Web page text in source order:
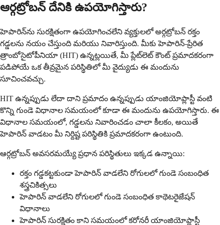
ఆర్గట్రోబన్ దేనికి ఉపయోగిస్తారు?
హెపారిన్‌ను సురక్షితంగా ఉపయోగించలేని వ్యక్తులలో అర్గట్రోబన్ రక్తం
గడ్డలను నయం చేస్తుంది మరియు నివారిస్తుంది. మీకు హెపారిన్-ప్రేరిత
త్రాంబోసైటోపీనియా (HIT) ఉన్నట్లయితే, మీ ప్లేట్‌లెట్ కౌంట్ ప్రమాదకరంగా
పడిపోయే ఒక తీవ్రమైన పరిస్థితిలో మీ వైద్యుడు ఈ మందును
సూచించవచ్చు.
HIT ఉన్నప్పుడు లేదా దాని ప్రమాదం ఉన్నప్పుడు యాంజియోప్లాస్టీ వంటి
కొన్ని గుండె విధానాల సమయంలో కూడా ఈ మందును ఉపయోగిస్తారు. ఈ
విధానాల సమయంలో, గడ్డలను నివారించడం చాలా కీలకం, అయితే
హెపారిన్ వాడటం మీ నిర్దిష్ట పరిస్థితికి ప్రమాదకరంగా ఉంటుంది.
ఆర్గట్రోబన్ అవసరమయ్యే ప్రధాన పరిస్థితులు ఇక్కడ ఉన్నాయి:
రక్తం గడ్డకట్టకుండా హెపారిన్ వాడలేని రోగులలో గుండె సంబంధిత
శస్త్రచికిత్సలు
హెపారిన్ వాడలేని రోగులలో గుండె సంబంధిత కాథెటరైజేషన్
విధానాలు
హెపారిన్ సురక్షితం కాని సమయంలో కరోనరీ యాంజియోప్లాస్టీ